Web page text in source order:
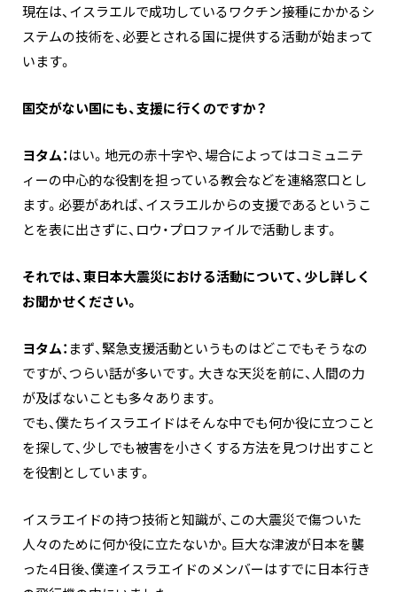
現在は、イスラエルで成功しているワクチン接種にかかるシ
ステムの技術を、必要とされる国に提供する活動が始まって
います。
国交がない国にも、支援に行くのですか？
ヨタム： はい。地元の赤十字や、場合によってはコミュニテ
ィーの中心的な役割を担っている教会などを連絡窓口とし
ます。必要があれば、イスラエルからの支援であるというこ
とを表に出さずに、ロウ・プロファイルで活動します。
―――それでは、東日本大震災における活動について、少し詳しく
お聞かせください。
ヨタム： まず、緊急支援活動というものはどこでもそうなの
ですが、つらい話が多いです。大きな天災を前に、人間の力
が及ばないことも多々あります。
でも、僕たちイスラエイドはそんな中でも何か役に立つこと
を探して、少しでも被害を小さくする方法を見つけ出すこと
を役割としています。
イスラエイドの持つ技術と知識が、この大震災で傷ついた
人々のために何か役に立たないか。巨大な津波が日本を襲
った4日後、僕達イスラエイドのメンバーはすでに日本行き